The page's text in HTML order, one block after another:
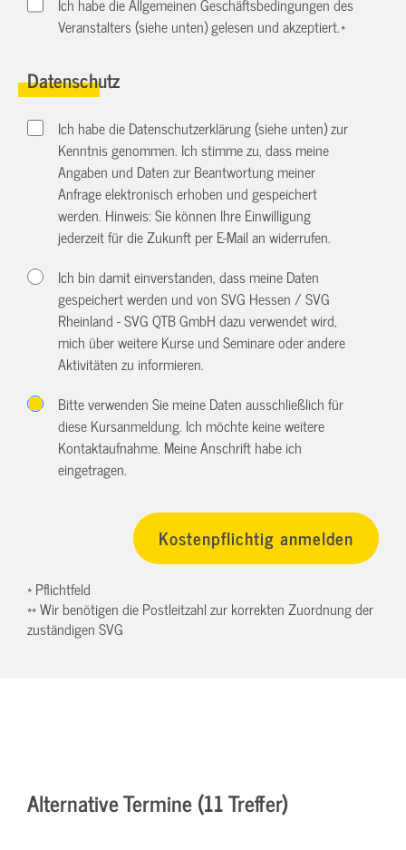
Veranstalters (siehe unten) gelesen und akzeptiert.*
Datenschutz
Ich habe die Datenschutzerklärung (siehe unten) zur
Kenntnis genommen. Ich stimme zu, dass meine
Angaben und Daten zur Beantwortung meiner
Anfrage elektronisch erhoben und gespeichert
werden. Hinweis: Sie können Ihre Einwilligung
jederzeit für die Zukunft per E-Mail anwiderrufen.
Ich bin damit einverstanden, dass meine Daten
gespeichert werden und von SVG Hessen / SVG
Rheinland - SVG QTB GmbH dazu verwendet wird,
mich über weitere Kurse und Seminare oder andere
Aktivitäten zu informieren.
Bitte verwenden Sie meine Daten ausschließlich für
diese Kursanmeldung. Ich möchte keine weitere
Kontaktaufnahme. Meine Anschrift habe ich
eingetragen.
* Pflichtfeld
** Wir benötigen die Postleitzahl zur korrekten Zuordnung der
zuständigen SVG
Alternative Termine (11 Treffer)